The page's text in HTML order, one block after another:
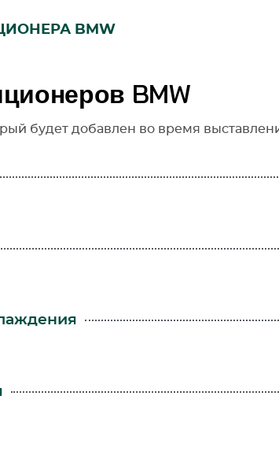
BMW
BMW
будет добавлен во время